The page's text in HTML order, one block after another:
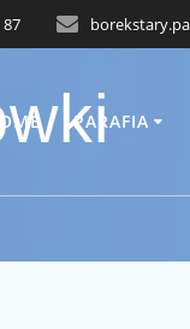
87
PARAFIA